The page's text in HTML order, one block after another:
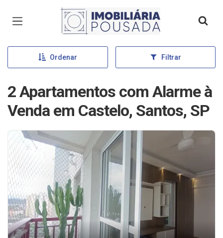
Página inicial
Ordenar Filtrar
2 Apartamentos com Alarme à
Venda em Castelo, Santos, SP